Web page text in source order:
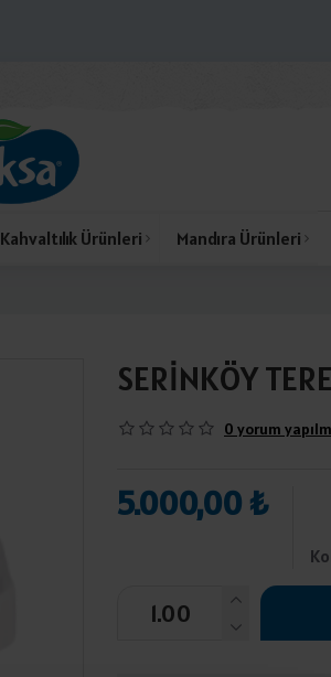
Kahvaltılık Ürünleri Mandıra Ürünleri
SERİNKÖY
0 yorum
5.000,00 ₺